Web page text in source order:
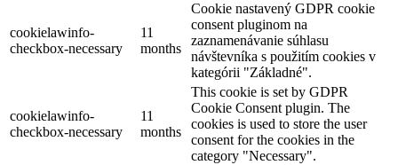
cookielawinfo-
checkbox-necessary
11
months
Cookie nastavený GDPR cookie
consent pluginom na
zaznamenávanie súhlasu
návštevníka s použitím cookies v
kategórii "Základné".
cookielawinfo-
checkbox-necessary
11
months
This cookie is set by GDPR
Cookie Consent plugin. The
cookies is used to store the user
consent for the cookies in the
category "Necessary".